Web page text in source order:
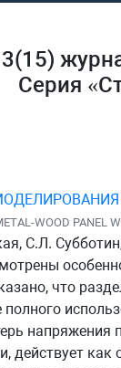
Серия
WOOD PANEL
С.Л.
что
полного
напряжения
действует